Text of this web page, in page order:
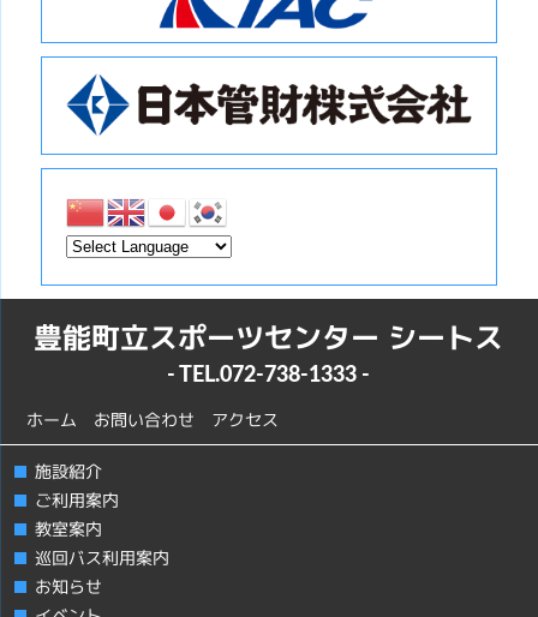
豊能町立スポーツセンター シートス
- TEL.072-738-1333 -
ホーム お問い合わせ アクセス
施設紹介
ご利用案内
教室案内
巡回バス利用案内
お知らせ